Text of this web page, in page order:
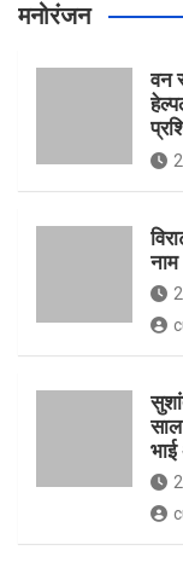
मनोरंजन
वन